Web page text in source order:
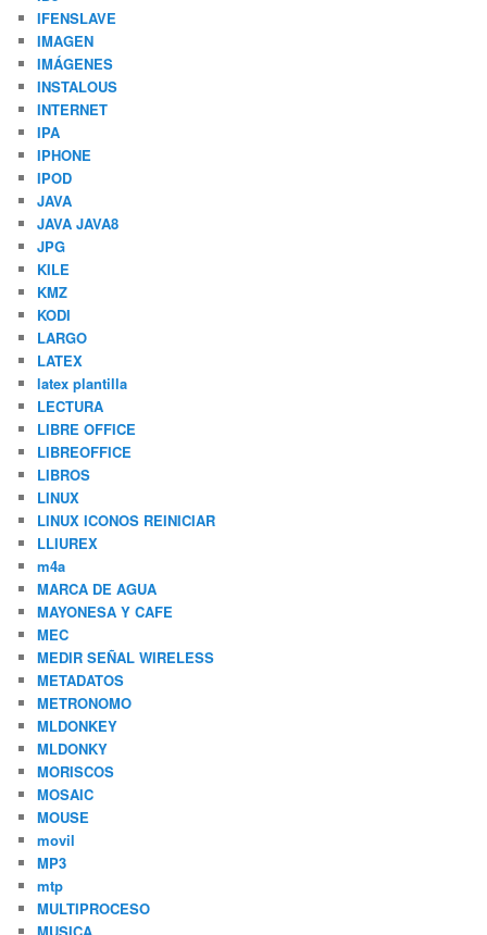
IFENSLAVE
IMAGEN
IMÁGENES
INSTALOUS
INTERNET
IPA
IPHONE
IPOD
JAVA
JAVA JAVA8
JPG
KILE
KMZ
KODI
LARGO
LATEX
latex plantilla
LECTURA
LIBRE OFFICE
LIBREOFFICE
LIBROS
LINUX
LINUX ICONOS REINICIAR
LLIUREX
m4a
MARCA DE AGUA
MAYONESA Y CAFE
MEC
MEDIR SEÑAL WIRELESS
METADATOS
METRONOMO
MLDONKEY
MLDONKY
MORISCOS
MOSAIC
MOUSE
movil
MP3
mtp
MULTIPROCESO